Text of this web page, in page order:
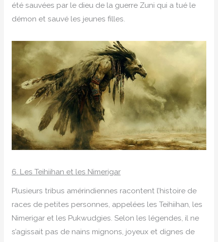
été sauvées par le dieu de la guerre Zuni qui a tué le
démon et sauvé les jeunes filles.
6. Les Teihiihan et les Nimerigar
Plusieurs tribus amérindiennes racontent l’histoire de
races de petites personnes, appelées les Teihiihan, les
Nimerigar et les Pukwudgies. Selon les légendes, il ne
s’agissait pas de nains mignons, joyeux et dignes de